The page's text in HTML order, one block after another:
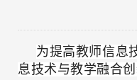
为提高教师信息
息技术与教学融合